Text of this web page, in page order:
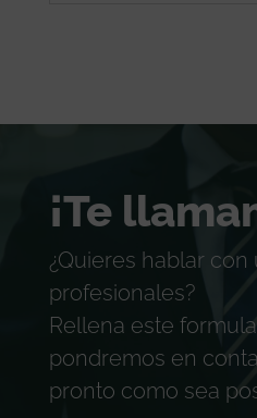
¡Te
¿Quieres hablar
profesionales?
Rellena este
pondremos en
pronto como sea